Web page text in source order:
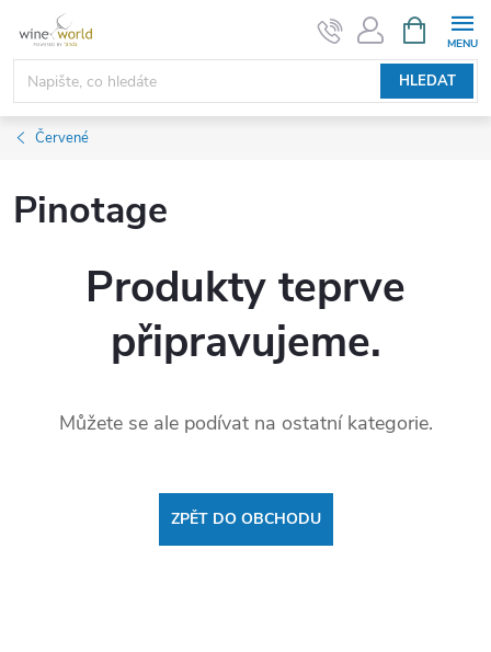
obsah
HLEDAT
NÁKUPNÍ
KOŠÍK
Červené
Pinotage
Produkty teprve
připravujeme.
Můžete se ale podívat na ostatní kategorie.
ZPĚT DO OBCHODU